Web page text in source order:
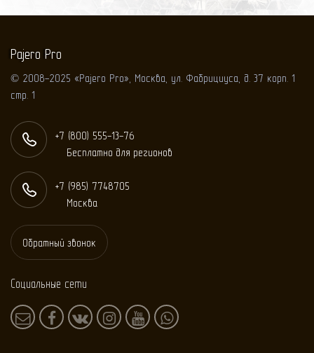
Pajero Pro
+7 (800) 555-13-76
Бесплатно для регионов
+7 (985) 7748705
Москва
Обратный звонок
Социальные сети
© 2008-2025 «Pajero Pro», Москва, ул. Фабрициуса, д. 37 корп. 1
стр. 1